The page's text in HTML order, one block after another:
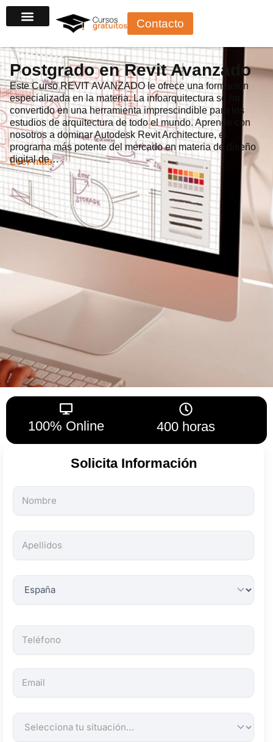
al
Contacto
Postgrado en Revit Avanzado
Este Curso REVIT AVANZADO le ofrece una formación
especializada en la materia. La infoarquitectura se ha
convertido en una herramienta imprescindible para los
estudios de arquitectura de todo el mundo. Aprende con
nosotros a dominar Autodesk Revit Architecture, el
programa más potente del mercado en materia de diseño
digital de…
Leer más
100% Online 400 horas
Solicita Información
Todos
los
son
obligatorios.